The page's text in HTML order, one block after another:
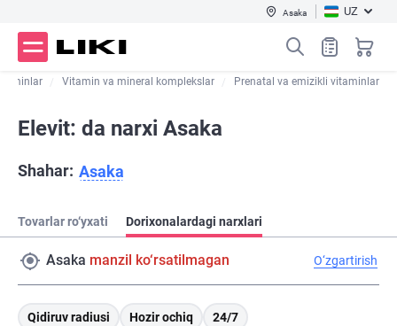
Asaka UZ
Vitamin va mineral komplekslar Prenatal va emizikli vitaminlar
Elevit: da narxi Asaka
Shahar: Asaka
Tovarlar ro‘yxati Dorixonalardagi narxlari
Asaka manzil ko‘rsatilmagan O‘zgartirish
Qidiruv radiusi Hozir ochiq
24/7